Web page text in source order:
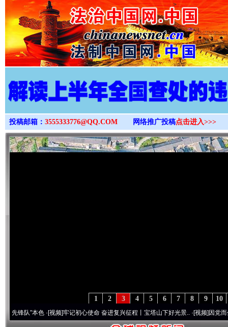
>
投稿邮箱： 3555333776@QQ.COM 网络推广投稿点击进入>>>
10
9
8
7
6
5
4
3
2
1
”本色·[视频]牢记初心使命 奋进复兴征程丨宝塔山下好光景..·[视频]因党而生 为党